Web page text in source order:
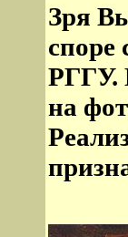
Зря
споре
РГГУ.
на